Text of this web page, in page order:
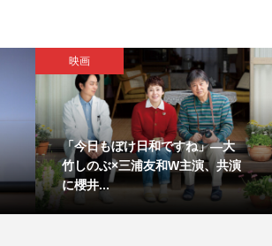
映画
「今日もぼけ日和ですね」―大
竹しのぶ×三浦友和W主演、共演
に櫻井...